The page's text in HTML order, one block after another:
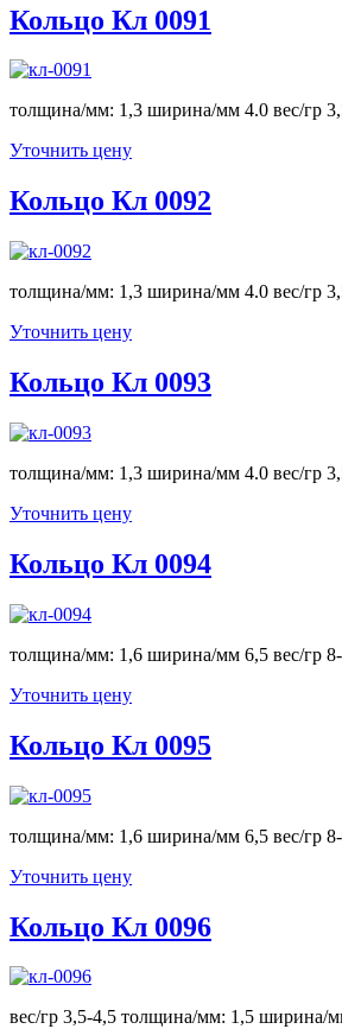
Кольцо Кл 0091
толщина/мм: 1,3 ширина/мм 4.0 вес/гр
Уточнить цену
Кольцо Кл 0092
толщина/мм: 1,3 ширина/мм 4.0 вес/гр
Уточнить цену
Кольцо Кл 0093
толщина/мм: 1,3 ширина/мм 4.0 вес/гр
Уточнить цену
Кольцо Кл 0094
толщина/мм: 1,6 ширина/мм 6,5 вес/гр
Уточнить цену
Кольцо Кл 0095
толщина/мм: 1,6 ширина/мм 6,5 вес/гр
Уточнить цену
Кольцо Кл 0096
вес/гр 3,5-4,5 толщина/мм: 1,5 ширина/